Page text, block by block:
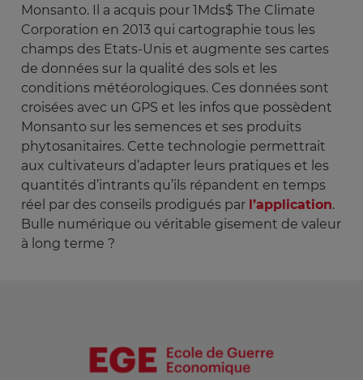
Monsanto. Il a acquis pour 1Mds$ The Climate
Corporation en 2013 qui cartographie tous les
champs des Etats-Unis et augmente ses cartes
de données sur la qualité des sols et les
conditions météorologiques. Ces données sont
croisées avec un GPS et les infos que possèdent
Monsanto sur les semences et ses produits
phytosanitaires. Cette technologie permettrait
aux cultivateurs d’adapter leurs pratiques et les
quantités d’intrants qu’ils répandent en temps
réel par des conseils prodigués par l’application.
Bulle numérique ou véritable gisement de valeur
à long terme ?